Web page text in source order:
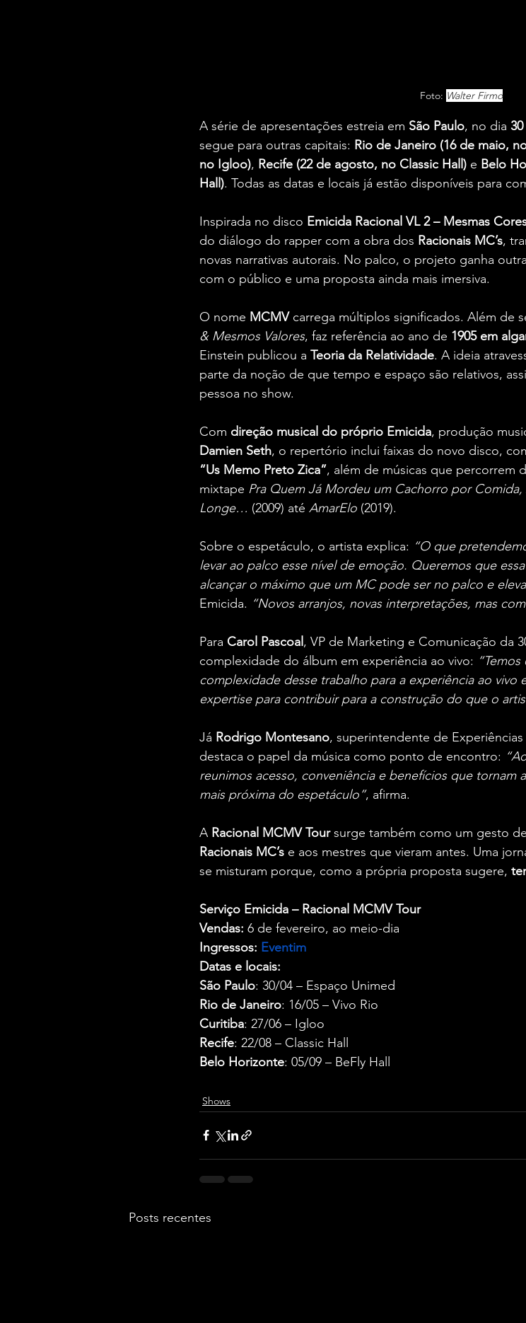
Foto: Walter Firmo
A série de apresentações estreia em São Paulo, no dia
segue para outras capitais: Rio de Janeiro (16 de maio,
no Igloo), Recife (22 de agosto, no Classic Hall) e Belo
Hall). Todas as datas e locais já estão disponíveis para
Inspirada no disco Emicida Racional VL 2 – Mesmas
do diálogo do rapper com a obra dos Racionais MC’s,
novas narrativas autorais. No palco, o projeto ganha
com o público e uma proposta ainda mais imersiva.
O nome MCMV carrega múltiplos significados. Além de
& Mesmos Valores, faz referência ao ano de 1905 em
Einstein publicou a Teoria da Relatividade. A ideia
parte da noção de que tempo e espaço são relativos,
pessoa no show.
Com direção musical do próprio Emicida, produção
Damien Seth, o repertório inclui faixas do novo disco,
“Us Memo Preto Zica”, além de músicas que percorrem
mixtape Pra Quem Já Mordeu um Cachorro por
Longe… (2009) até AmarElo (2019).
Sobre o espetáculo, o artista explica: “O que
levar ao palco esse nível de emoção. Queremos que
alcançar o máximo que um MC pode ser no palco e
Emicida. “Novos arranjos, novas interpretações, mas
Para Carol Pascoal , VP de Marketing e Comunicação da
complexidade do álbum em experiência ao vivo:
complexidade desse trabalho para a experiência ao vivo
expertise para contribuir para a construção do que o
Já Rodrigo Montesano, superintendente de
destaca o papel da música como ponto de encontro:
reunimos acesso, conveniência e benefícios que tornam
mais próxima do espetáculo”, afirma.
A Racional MCMV Tour surge também como um gesto
Racionais MC’s e aos mestres que vieram antes. Uma
se misturam porque, como a própria proposta sugere,
Serviço Emicida – Racional MCMV Tour
Vendas: 6 de fevereiro, ao meio-dia
Ingressos: Eventim
Datas e locais:
São Paulo: 30/04 – Espaço Unimed
Rio de Janeiro: 16/05 – Vivo Rio
Curitiba: 27/06 – Igloo
Recife: 22/08 – Classic Hall
Belo Horizonte: 05/09 – BeFly Hall
Shows
Posts recentes